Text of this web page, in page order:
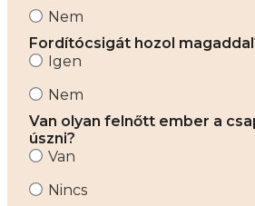
Nem
Fordítócsigát hozol
Igen
Nem
Van olyan felnőtt ember a
úszni?
Van
Nincs